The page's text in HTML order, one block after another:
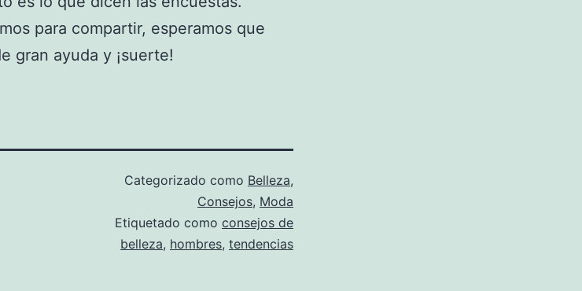
para compartir, esperamos que
gran ayuda y ¡suerte!
Categorizado como Belleza,
Consejos, Moda
Etiquetado como consejos de
belleza, hombres, tendencias